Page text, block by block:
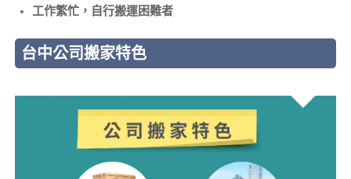
工作繁忙，自行搬運困難者
台中公司搬家特色